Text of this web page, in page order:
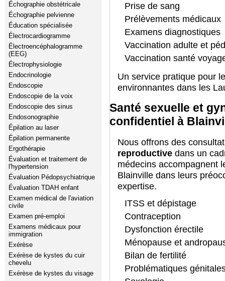
Échographie obstétricale
Échographie pelvienne
Éducation spécialisée
Électrocardiogramme
Électroencéphalogramme
(EEG)
Électrophysiologie
Endocrinologie
Endoscopie
Endoscopie de la voix
Endoscopie des sinus
Endosonographie
Épilation au laser
Épilation permanente
Ergothérapie
Évaluation et traitement de
l'hypertension
Évaluation Pédopsychiatrique
Évaluation TDAH enfant
Examen médical de l'aviation
civile
Examen pré-emploi
Examens médicaux pour
immigration
Exérèse
Exérèse de kystes du cuir
chevelu
Exérèse de kystes du visage
Prise de sang
Prélèvements médicaux
Examens diagnostiques
Vaccination adulte et
Vaccination santé
Un service pratique pour
environnantes dans les
Santé sexuelle et
confidentiel à
Nous offrons des
reproductive dans un
médecins accompagnent
Blainville dans leurs
expertise.
ITSS et dépistage
Contraception
Dysfonction érectile
Ménopause et
Bilan de fertilité
Problématiques